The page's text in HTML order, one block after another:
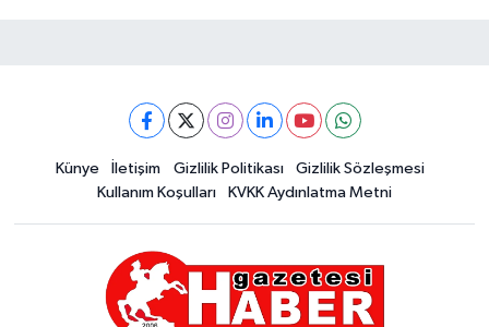
Künye İletişim Gizlilik Politikası
Gizlilik Sözleşmesi
Kullanım Koşulları
KVKK Aydınlatma Metni